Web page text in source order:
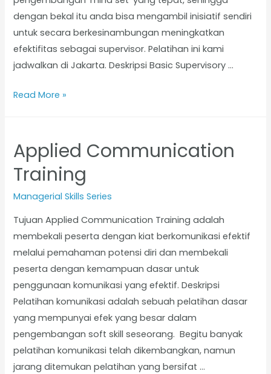
dengan bekal itu anda bisa mengambil inisiatif sendiri
untuk secara berkesinambungan meningkatkan
efektifitas sebagai supervisor. Pelatihan ini kami
jadwalkan di Jakarta. Deskripsi Basic Supervisory …
Read More »
Applied Communication
Training
Managerial Skills Series
Tujuan Applied Communication Training adalah
membekali peserta dengan kiat berkomunikasi efektif
melalui pemahaman potensi diri dan membekali
peserta dengan kemampuan dasar untuk
penggunaan komunikasi yang efektif. Deskripsi
Pelatihan komunikasi adalah sebuah pelatihan dasar
yang mempunyai efek yang besar dalam
pengembangan soft skill seseorang. Begitu banyak
pelatihan komunikasi telah dikembangkan, namun
jarang ditemukan pelatihan yang bersifat …